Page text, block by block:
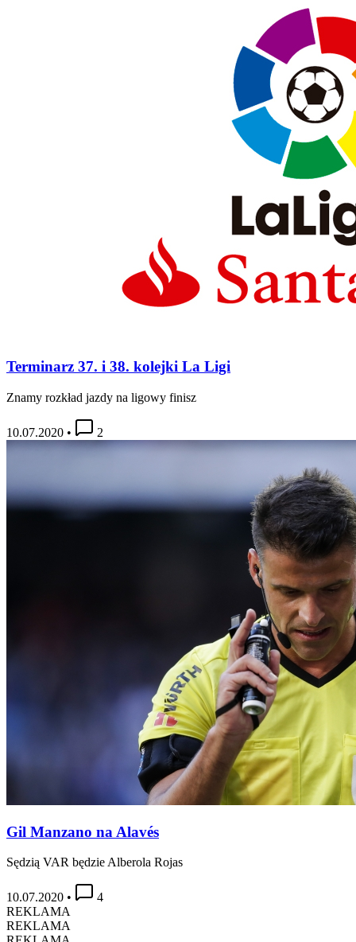
Terminarz 37. i 38. kolejki La Ligi
Znamy rozkład jazdy na ligowy finisz
10.07.2020 • 2
Gil Manzano na Alavés
Sędzią VAR będzie Alberola Rojas
10.07.2020 •
4
REKLAMA
REKLAMA